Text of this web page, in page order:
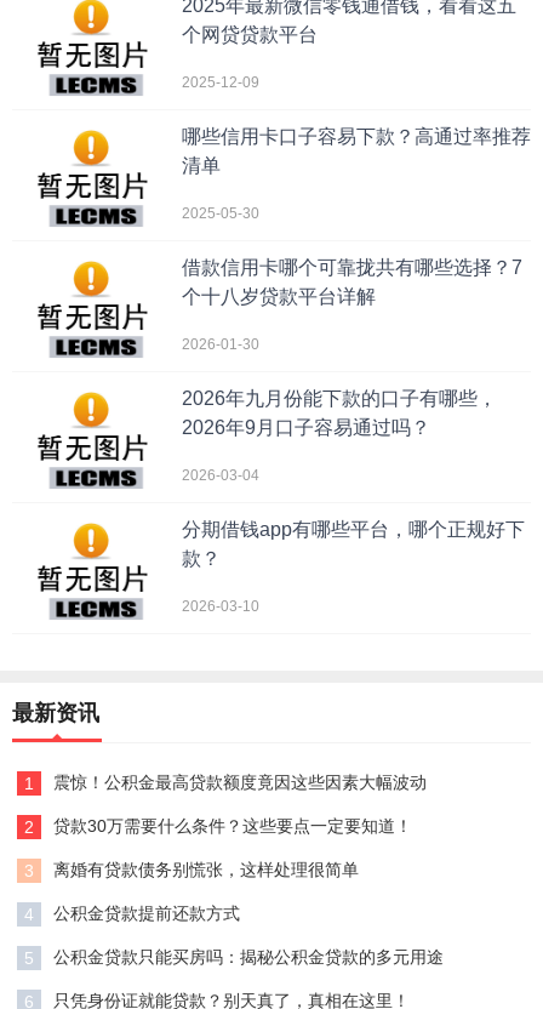
2025年最新微信零钱通借钱，看看这五
个网贷贷款平台
2025-12-09
哪些信用卡口子容易下款？高通过率推荐
清单
2025-05-30
借款信用卡哪个可靠拢共有哪些选择？7
个十八岁贷款平台详解
2026-01-30
2026年九月份能下款的口子有哪些，
2026年9月口子容易通过吗？
2026-03-04
分期借钱app有哪些平台，哪个正规好下
款？
2026-03-10
最新资讯
1 震惊！公积金最高贷款额度竟因这些因素大幅波动
2 贷款30万需要什么条件？这些要点一定要知道！
3 离婚有贷款债务别慌张，这样处理很简单
4 公积金贷款提前还款方式
5 公积金贷款只能买房吗：揭秘公积金贷款的多元用途
6 只凭身份证就能贷款？别天真了，真相在这里！